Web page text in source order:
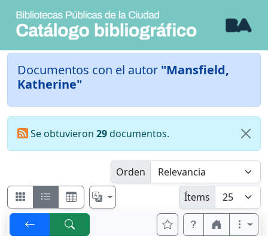
Documentos con el autor "Mansfield,
Katherine"
Se obtuvieron 29documentos.
Orden
Ítems